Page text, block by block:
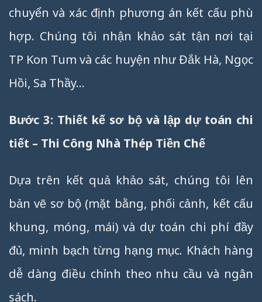
chuyển và xác định phương án kết cấu phù
hợp. Chúng tôi nhận khảo sát tận nơi tại
TP Kon Tum và các huyện như Đắk Hà, Ngọc
Hồi, Sa Thầy…
Bước 3: Thiết kế sơ bộ và lập dự toán chi
tiết – Thi Công Nhà Thép Tiền Chế
Dựa trên kết quả khảo sát, chúng tôi lên
bản vẽ sơ bộ (mặt bằng, phối cảnh, kết cấu
khung, móng, mái) và dự toán chi phí đầy
đủ, minh bạch từng hạng mục. Khách hàng
dễ dàng điều chỉnh theo nhu cầu và ngân
sách.